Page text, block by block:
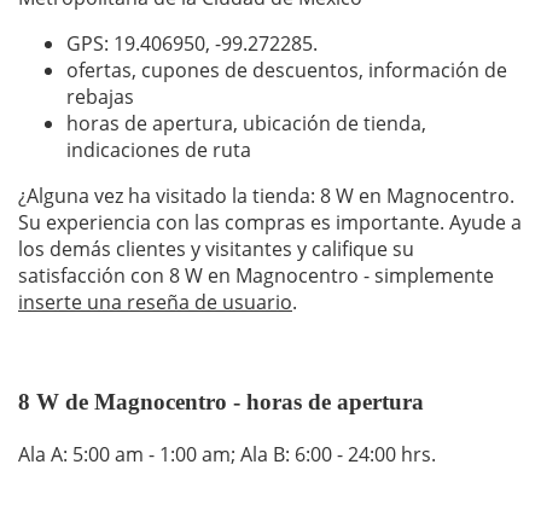
GPS: 19.406950, -99.272285.
ofertas, cupones de descuentos, información de
rebajas
horas de apertura, ubicación de tienda,
indicaciones de ruta
¿Alguna vez ha visitado la tienda: 8 W en Magnocentro.
Su experiencia con las compras es importante. Ayude a
los demás clientes y visitantes y califique su
satisfacción con 8 W en Magnocentro - simplemente
inserte una reseña de usuario.
8 W de Magnocentro - horas de apertura
Ala A: 5:00 am - 1:00 am; Ala B: 6:00 - 24:00 hrs.